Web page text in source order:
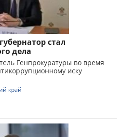
стал
дела
Генпрокуратуры во время
иску
край